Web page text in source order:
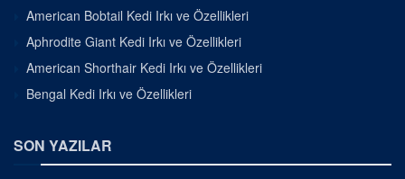
American Bobtail Kedi Irkı ve Özellikleri
Aphrodite Giant Kedi Irkı ve Özellikleri
American Shorthair Kedi Irkı ve Özellikleri
Bengal Kedi Irkı ve Özellikleri
SON YAZILAR